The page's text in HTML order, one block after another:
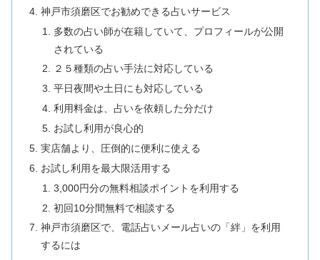
神戸市須磨区でお勧めできる占いサービス
多数の占い師が在籍していて、プロフィールが公開
されている
２５種類の占い手法に対応している
平日夜間や土日にも対応している
利用料金は、占いを依頼した分だけ
お試し利用が良心的
実店舗より、圧倒的に便利に使える
お試し利用を最大限活用する
3,000円分の無料相談ポイントを利用する
初回10分間無料で相談する
神戸市須磨区で、電話占いメール占いの「絆」を利用
するには